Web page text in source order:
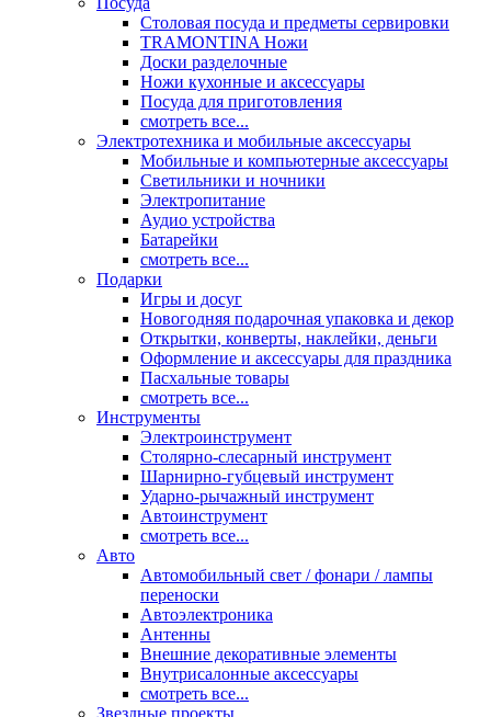
Столовая посуда и предметы сервировки
TRAMONTINA Ножи
Доски разделочные
Ножи кухонные и аксессуары
Посуда для приготовления
смотреть все...
Электротехника и мобильные аксессуары
Мобильные и компьютерные аксессуары
Светильники и ночники
Электропитание
Аудио устройства
Батарейки
смотреть все...
Подарки
Игры и досуг
Новогодняя подарочная упаковка и декор
Открытки, конверты, наклейки, деньги
Оформление и аксессуары для праздника
Пасхальные товары
смотреть все...
Инструменты
Электроинструмент
Столярно-слесарный инструмент
Шарнирно-губцевый инструмент
Ударно-рычажный инструмент
Автоинструмент
смотреть все...
Авто
Автомобильный свет / фонари / лампы
переноски
Автоэлектроника
Антенны
Внешние декоративные элементы
Внутрисалонные аксессуары
смотреть все...
Звездные проекты